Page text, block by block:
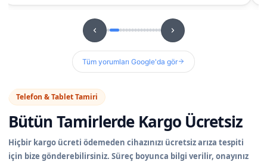
Tüm yorumları Google'da gör
Telefon & Tablet Tamiri
Bütün Tamirlerde Kargo Ücretsiz
Hiçbir kargo ücreti ödemeden cihazınızı ücretsiz arıza tespiti
için bize gönderebilirsiniz. Süreç boyunca bilgi verilir, onayınız